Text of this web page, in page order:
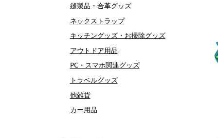
縫製品・合革グッズ
ネックストラップ
キッチングッズ・お掃除グッズ
アウトドア用品
PC・スマホ関連グッズ
トラベルグッズ
他雑貨
カー用品